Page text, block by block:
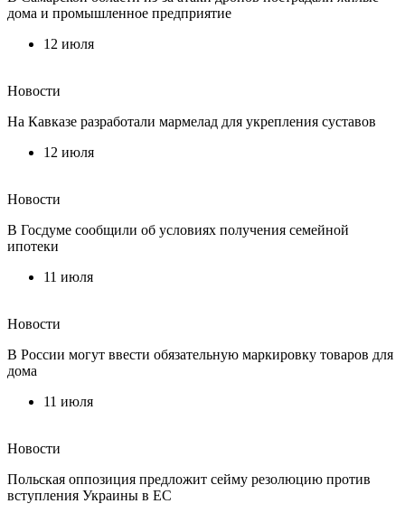
дома и промышленное предприятие
12 июля
Новости
На Кавказе разработали мармелад для укрепления суставов
12 июля
Новости
В Госдуме сообщили об условиях получения семейной
ипотеки
11 июля
Новости
В России могут ввести обязательную маркировку товаров для
дома
11 июля
Новости
Польская оппозиция предложит сейму резолюцию против
вступления Украины в ЕС